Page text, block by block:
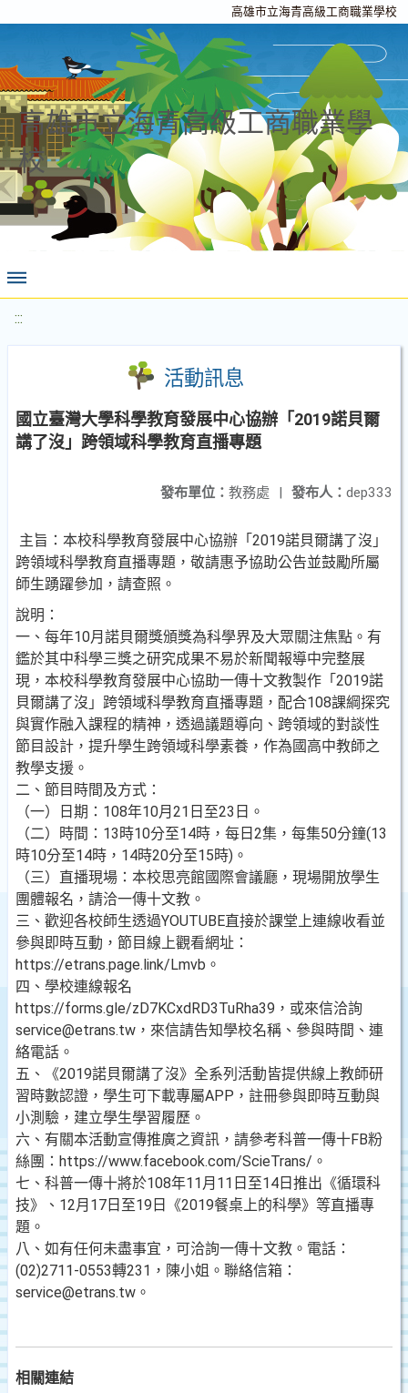
高雄市立海青高級工商職業學校
高雄市立海青高級工商職業學
校
:::
活動訊息
國立臺灣大學科學教育發展中心協辦「2019諾貝爾
講了沒」跨領域科學教育直播專題
發布人： dep333
發布單位： 教務處 |
主旨：本校科學教育發展中心協辦「2019諾貝爾講了沒」
跨領域科學教育直播專題，敬請惠予協助公告並鼓勵所屬
師生踴躍參加，請查照。
說明：
一、每年10月諾貝爾獎頒獎為科學界及大眾關注焦點。有
鑑於其中科學三獎之研究成果不易於新聞報導中完整展
現，本校科學教育發展中心協助一傳十文教製作「2019諾
貝爾講了沒」跨領域科學教育直播專題，配合108課綱探究
與實作融入課程的精神，透過議題導向、跨領域的對談性
節目設計，提升學生跨領域科學素養，作為國高中教師之
教學支援。
二、節目時間及方式：
（一）日期：108年10月21日至23日。
（二）時間：13時10分至14時，每日2集，每集50分鐘(13
時10分至14時，14時20分至15時)。
（三）直播現場：本校思亮館國際會議廳，現場開放學生
團體報名，請洽一傳十文教。
三、歡迎各校師生透過YOUTUBE直接於課堂上連線收看並
參與即時互動，節目線上觀看網址：
https://etrans.page.link/Lmvb。
四、學校連線報名
https://forms.gle/zD7KCxdRD3TuRha39，或來信洽詢
service@etrans.tw，來信請告知學校名稱、參與時間、連
絡電話。
五、《2019諾貝爾講了沒》全系列活動皆提供線上教師研
習時數認證，學生可下載專屬APP，註冊參與即時互動與
小測驗，建立學生學習履歷。
六、有關本活動宣傳推廣之資訊，請參考科普一傳十FB粉
絲團：https://www.facebook.com/ScieTrans/。
七、科普一傳十將於108年11月11日至14日推出《循環科
技》、12月17日至19日《2019餐桌上的科學》等直播專
題。
八、如有任何未盡事宜，可洽詢一傳十文教。電話：
(02)2711-0553轉231，陳小姐。聯絡信箱：
service@etrans.tw。
相關連結